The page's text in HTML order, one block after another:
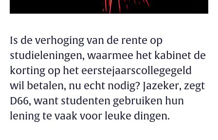
Is de verhoging van de rente op
studieleningen, waarmee het kabinet de
korting op het eerstejaarscollegegeld
wil betalen, nu echt nodig? Jazeker, zegt
D66, want studenten gebruiken hun
lening te vaak voor leuke dingen.